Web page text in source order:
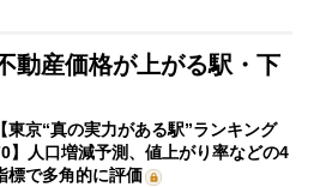
動産価格が上がる駅・下
【東京“真の実力がある駅”ランキング
】人口増減予測、値上がり率などの4
標で多角的に評価